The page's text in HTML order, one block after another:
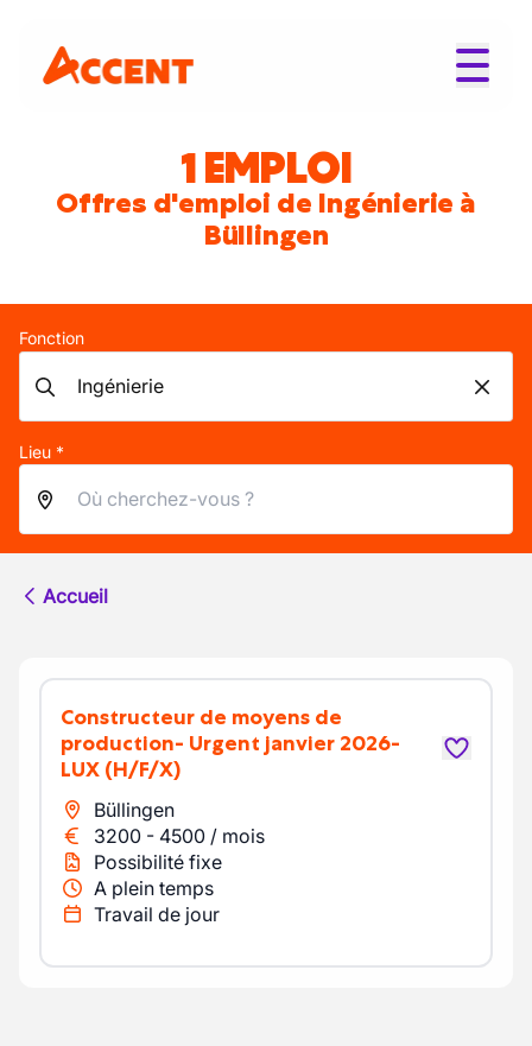
1 EMPLOI
Offres d'emploi de Ingénierie à
Büllingen
Fonction
Lieu *
Accueil
Constructeur de moyens de
production- Urgent janvier 2026-
LUX (H/F/X)
Büllingen
3200 - 4500 / mois
Possibilité fixe
A plein temps
Travail de jour